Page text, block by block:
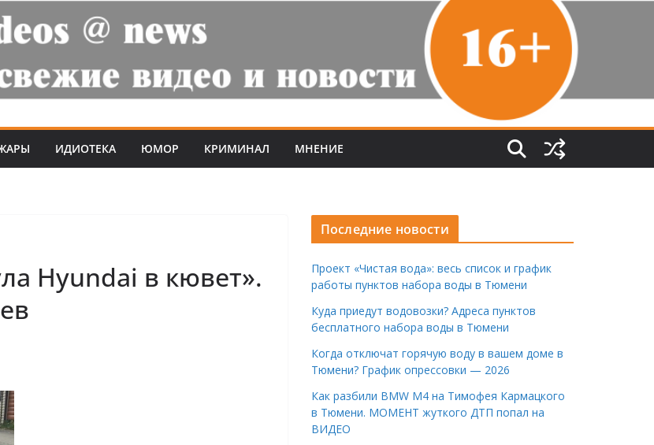
ИДИОТЕКА ЮМОР КРИМИНАЛ МНЕНИЕ
Hyundai в кювет».
Последние новости
Проект «Чистая вода»: весь список и график
работы пунктов набора воды в Тюмени
Куда приедут водовозки? Адреса пунктов
бесплатного набора воды в Тюмени
Когда отключат горячую воду в вашем доме в
Тюмени? График опрессовки — 2026
Как разбили BMW M4 на Тимофея Кармацкого
в Тюмени. МОМЕНТ жуткого ДТП попал на
ВИДЕО